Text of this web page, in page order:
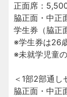
正面席：
脇正面・中正
学生券（脇正
※学生券は26
※未就学児童
＜1部2部通し
脇正面・中正